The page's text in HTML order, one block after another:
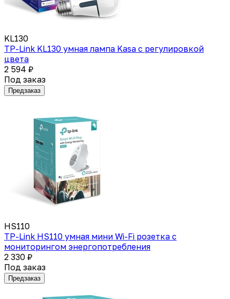
KL130
TP-Link KL130 умная лампа Kasa с регулировкой
цвета
2 594 ₽
Под заказ
Предзаказ
HS110
TP-Link HS110 умная мини Wi-Fi розетка с
мониторингом энергопотребления
2 330 ₽
Под заказ
Предзаказ